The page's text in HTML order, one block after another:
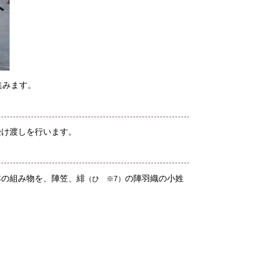
ます。
渡しを行います。
組み物を、陣笠、緋 （ひ ※7） の陣羽織の小姓